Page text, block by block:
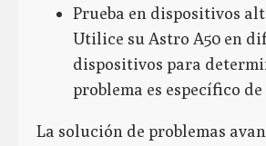
Prueba en dispositivos
Utilice su Astro A50 en
dispositivos para
problema es específico
La solución de problemas